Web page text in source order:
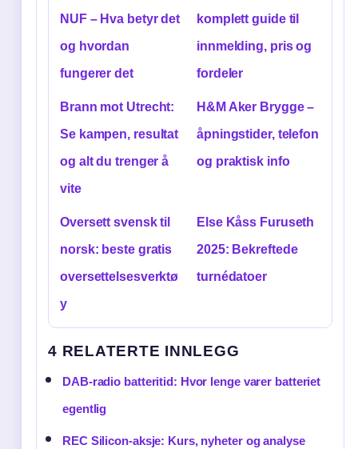
NUF – Hva betyr det
og hvordan
fungerer det
komplett guide til
innmelding, pris og
fordeler
Brann mot Utrecht:
Se kampen, resultat
og alt du trenger å
vite
H&M Aker Brygge –
åpningstider, telefon
og praktisk info
Oversett svensk til
norsk: beste gratis
oversettelsesverktø
y
Else Kåss Furuseth
2025: Bekreftede
turnédatoer
4 RELATERTE INNLEGG
DAB-radio batteritid: Hvor lenge varer batteriet
egentlig
REC Silicon-aksje: Kurs, nyheter og analyse